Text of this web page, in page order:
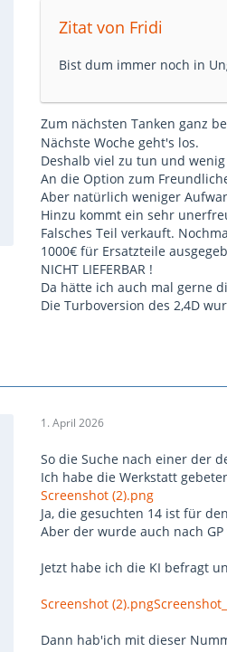
Zitat von Fridi
Bist dum immer noch in
Zum nächsten Tanken ganz
Nächste Woche geht's los.
Deshalb viel zu tun und wenig
An die Option zum
Aber natürlich weniger
Hinzu kommt ein sehr
Falsches Teil verkauft.
1000€ für Ersatzteile
NICHT LIEFERBAR !
Da hätte ich auch mal gerne
Die Turboversion des 2,4D
1. April 2026
So die Suche nach einer der
Ich habe die Werkstatt
Screenshot (2).png
Ja, die gesuchten 14 ist für
Aber der wurde auch nach
Jetzt habe ich die KI befragt
Screenshot (2).png
Dann hab'ich mit dieser